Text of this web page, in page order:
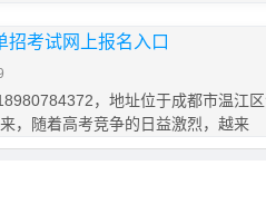
招考试网上报名入口
，地址位于成都市温江
，随着高考竞争的日益激烈，越来